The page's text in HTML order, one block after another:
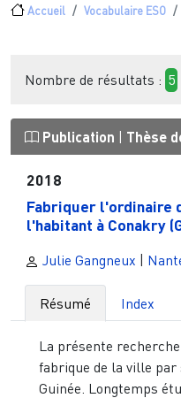
Fil d'Ariane
Accueil Vocabulaire ESO
Nombre de résultats : 5
Publication Thèse
2018
Fabriquer l'ordinaire
l'habitant à Conakry
Julie Gangneux |
Résumé Index
La présente
fabrique de la ville par
Guinée. Longtemps